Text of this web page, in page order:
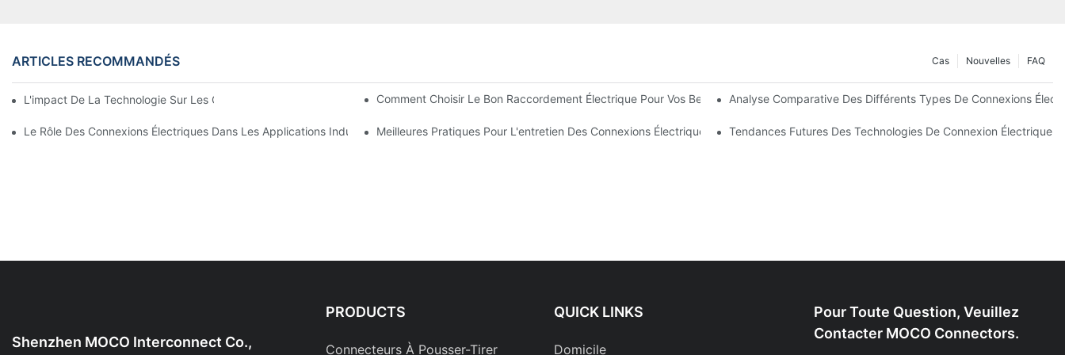
ARTICLES RECOMMANDÉS FAQ
Nouvelles
Cas
L'impact De La Technologie Sur Les Connexions Électriques En ÉlectroniqueComment Choisir Le Bon Raccordement Électrique Pour Vos Besoins Analyse Comparative Des Différents Types De Connexions
Le Rôle Des Connexions Électriques Dans Les Applications IndustriellesMeilleures Pratiques Pour L'entretien Des Connexions Électriques Tendances Futures Des Technologies De Connexion Électrique
Shenzhen MOCO Interconnect Co.,
PRODUCTS
Connecteurs À Pousser-Tirer
QUICK LINKS
Domicile
Pour Toute Question, Veuillez
Contacter MOCO Connectors.